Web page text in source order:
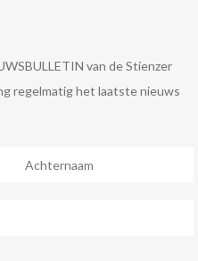
van de Stienzer
regelmatig het laatste nieuws